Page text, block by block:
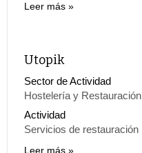
Leer más
Utopik
Sector de Actividad
Hostelería y Restauración
Actividad
Servicios de restauración
Leer más